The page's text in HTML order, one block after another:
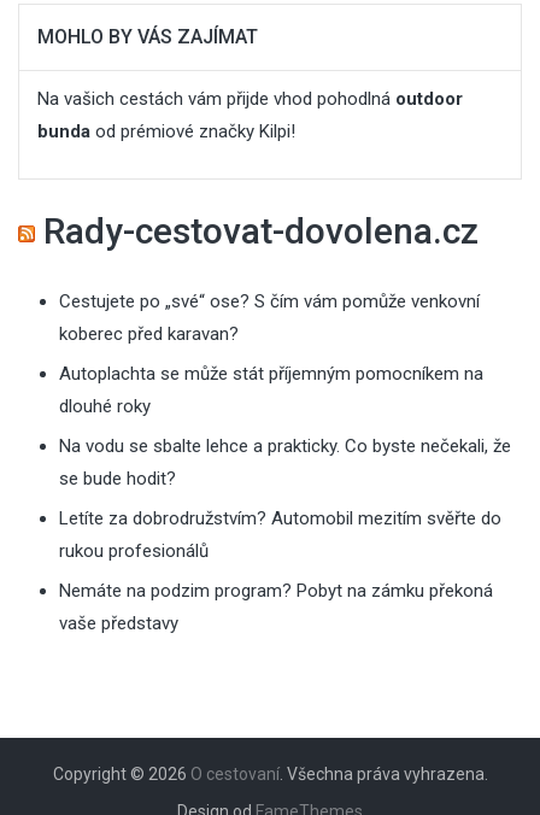
MOHLO BY VÁS ZAJÍMAT
Na vašich cestách vám přijde vhod pohodlná outdoor
bunda od prémiové značky Kilpi!
Rady-cestovat-dovolena.cz
Cestujete po „své“ ose? S čím vám pomůže venkovní
koberec před karavan?
Autoplachta se může stát příjemným pomocníkem na
dlouhé roky
Na vodu se sbalte lehce a prakticky. Co byste nečekali, že
se bude hodit?
Letíte za dobrodružstvím? Automobil mezitím svěřte do
rukou profesionálů
Nemáte na podzim program? Pobyt na zámku překoná
vaše představy
Copyright © 2026 O cestovaní. Všechna práva vyhrazena.